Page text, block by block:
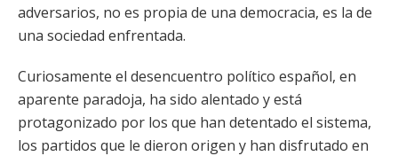
adversarios, no es propia de una democracia, es la de
una sociedad enfrentada.
Curiosamente el desencuentro político español, en
aparente paradoja, ha sido alentado y está
protagonizado por los que han detentado el sistema,
los partidos que le dieron origen y han disfrutado en